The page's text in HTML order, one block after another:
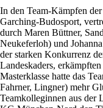
In den Team-Kämpfen
Garching-Budosport,
durch Maren Büttner,
Neukeferloh) und
der starken Konkurrenz
Landeskaders,
Masterklasse hatte das
Fahrner, Lingner) mehr
Teamkolleginnen aus der